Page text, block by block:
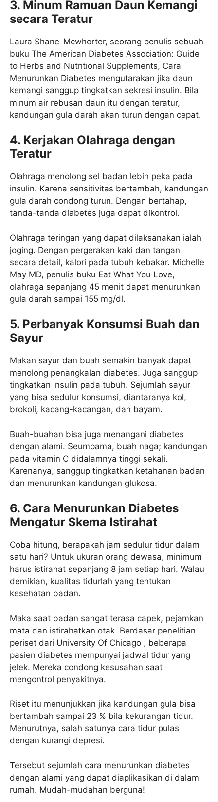
3. Minum Ramuan Daun Kemangi
secara Teratur
Laura Shane-Mcwhorter, seorang penulis sebuah
buku The American Diabetes Association: Guide
to Herbs and Nutritional Supplements, Cara
Menurunkan Diabetes mengutarakan jika daun
kemangi sanggup tingkatkan sekresi insulin. Bila
minum air rebusan daun itu dengan teratur,
kandungan gula darah akan turun dengan cepat.
4. Kerjakan Olahraga dengan
Teratur
Olahraga menolong sel badan lebih peka pada
insulin. Karena sensitivitas bertambah, kandungan
gula darah condong turun. Dengan bertahap,
tanda-tanda diabetes juga dapat dikontrol.
Olahraga teringan yang dapat dilaksanakan ialah
joging. Dengan pergerakan kaki dan tangan
secara detail, kalori pada tubuh kebakar. Michelle
May MD, penulis buku Eat What You Love,
olahraga sepanjang 45 menit dapat menurunkan
gula darah sampai 155 mg/dl.
5. Perbanyak Konsumsi Buah dan
Sayur
Makan sayur dan buah semakin banyak dapat
menolong penangkalan diabetes. Juga sanggup
tingkatkan insulin pada tubuh. Sejumlah sayur
yang bisa sedulur konsumsi, diantaranya kol,
brokoli, kacang-kacangan, dan bayam.
Buah-buahan bisa juga menangani diabetes
dengan alami. Seumpama, buah naga; kandungan
pada vitamin C didalamnya tinggi sekali.
Karenanya, sanggup tingkatkan ketahanan badan
dan menurunkan kandungan glukosa.
6. Cara Menurunkan Diabetes
Mengatur Skema Istirahat
Coba hitung, berapakah jam sedulur tidur dalam
satu hari? Untuk ukuran orang dewasa, minimum
harus istirahat sepanjang 8 jam setiap hari. Walau
demikian, kualitas tidurlah yang tentukan
kesehatan badan.
Maka saat badan sangat terasa capek, pejamkan
mata dan istirahatkan otak. Berdasar penelitian
periset dari University Of Chicago , beberapa
pasien diabetes mempunyai jadwal tidur yang
jelek. Mereka condong kesusahan saat
mengontrol penyakitnya.
Riset itu menunjukkan jika kandungan gula bisa
bertambah sampai 23 % bila kekurangan tidur.
Menurutnya, salah satunya cara tidur pulas
dengan kurangi depresi.
Tersebut sejumlah cara menurunkan diabetes
dengan alami yang dapat diaplikasikan di dalam
rumah. Mudah-mudahan berguna!